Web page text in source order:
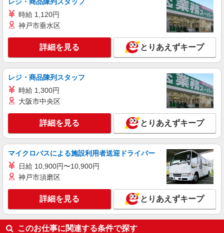
時給 1,120円
神戸市垂水区
詳細を見る とりあえずキープ
レジ・商品陳列スタッフ
時給 1,300円
大阪市中央区
詳細を見る とりあえずキープ
マイクロバスによる施設利用者送迎ドライバー
日給 10,900円〜10,900円
神戸市須磨区
詳細を見る とりあえずキープ
このお仕事に関連する条件で探す